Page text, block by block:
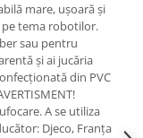
mare, ușoară și
tema robotilor.
sau pentru
și ai jucăria
din PVC
A se utiliza
Djeco, Franța